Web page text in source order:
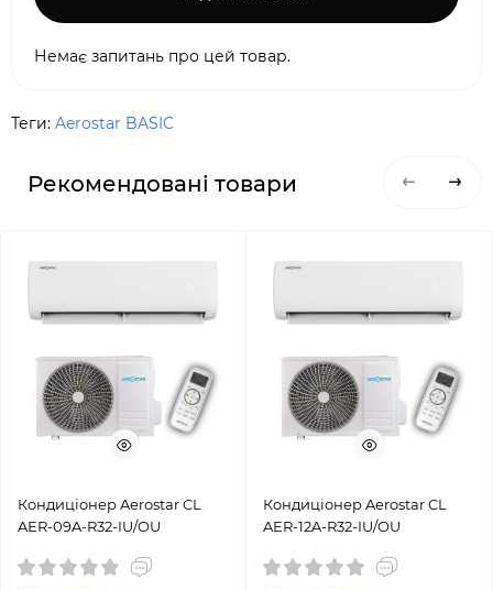
Немає запитань про цей товар.
Теги: Aerostar BASIC
Рекомендовані товари
Кондиціонер Aerostar CL
AER-09A-R32-IU/OU
Кондиціонер Aerostar CL
AER-12A-R32-IU/OU